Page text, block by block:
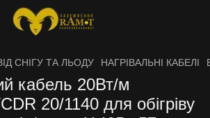
СНІГУ ТА ЛЬОДУ НАГРІВАЛЬНІ КАБЕЛІ
кабель 20Вт/м
20/1140 для обігріву